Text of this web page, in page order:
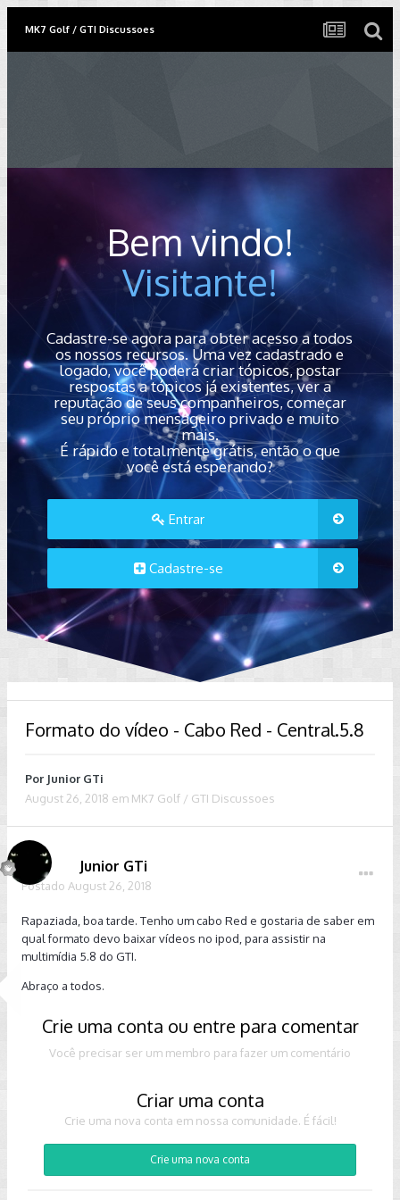
MK7 Golf / GTI Discussoes
Bem vindo!
Visitante!
Cadastre-se agora para obter acesso a todos
os nossos recursos. Uma vez cadastrado e
logado, você poderá criar tópicos, postar
respostas a tópicos já existentes, ver a
reputação de seus companheiros, começar
seu próprio mensageiro privado e muito
mais.
É rápido e totalmente grátis, então o que
você está esperando?
Entrar
Cadastre-se
Formato do vídeo - Cabo Red - Central.5.8
Por Junior GTi
August 26, 2018 em MK7 Golf / GTI Discussoes
Junior GTi
Postado August 26, 2018
Rapaziada, boa tarde. Tenho um cabo Red e gostaria de saber em
qual formato devo baixar vídeos no ipod, para assistir na
multimídia 5.8 do GTI.
Abraço a todos.
Crie uma conta ou entre para comentar
Você precisar ser um membro para fazer um comentário
Criar uma conta
Crie uma nova conta em nossa comunidade. É fácil!
Crie uma nova conta